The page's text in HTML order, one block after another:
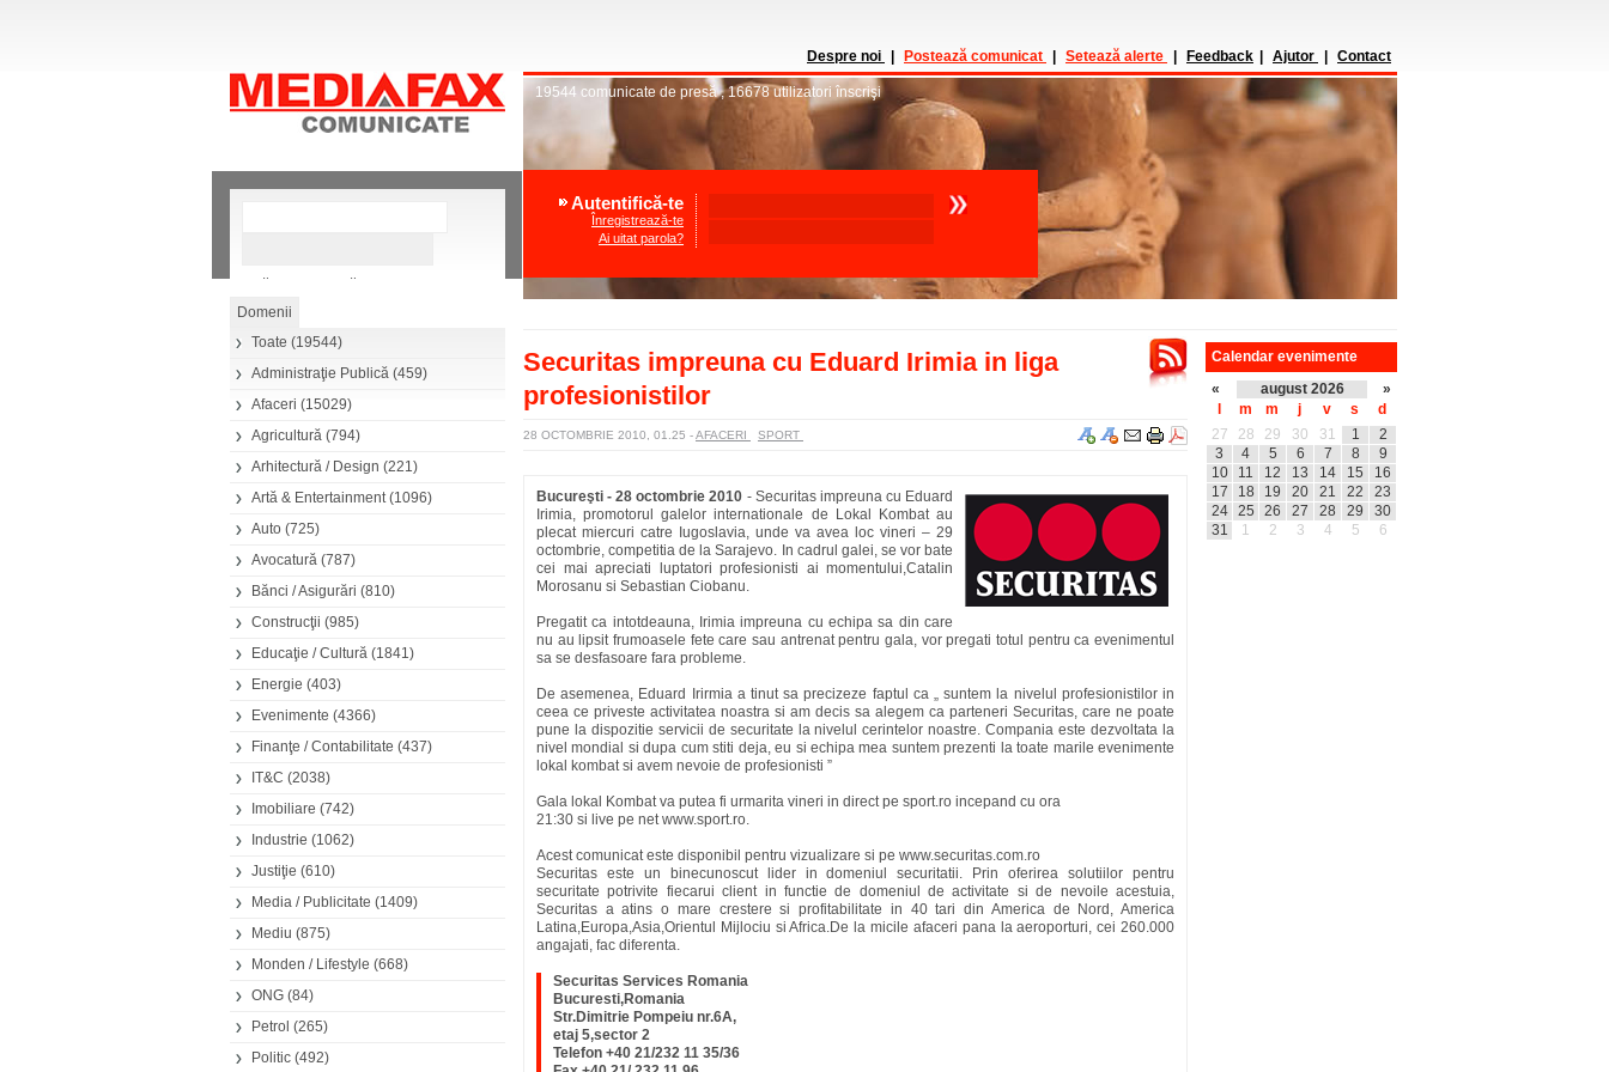
Căutare avansată
Toate (19544)
Administraţie Publică (459)
Afaceri (15029)
Agricultură (794)
Arhitectură / Design (221)
Artă & Entertainment(1096)
Auto (725)
Avocatură (787)
Bănci / Asigurări (810)
Construcţii (985)
Educaţie / Cultură (1841)
Energie (403)
Evenimente (4366)
Finanţe / Contabilitate (437)
IT&C (2038)
Imobiliare (742)
Industrie (1062)
Justiţie (610)
Media / Publicitate (1409)
Mediu (875)
Monden / Lifestyle (668)
ONG (84)
Petrol (265)
Politic (492)
Despre noi Postează comunicat Setează alerte Feedback Ajutor Contact
19544 comunicate de presă,16678 utilizatori înscrişi
Autentifică-te
Înregistrează-te
Ai uitat parola?
Securitas impreuna cu Eduard Irimia in liga
profesionistilor
28 OCTOMBRIE 2010, 01.25 -AFACERI SPORT
Bucureşti - 28 octombrie 2010 - Securitas impreuna cu Eduard
Irimia, promotorul galelor internationale de Lokal Kombat au
plecat miercuri catre Iugoslavia, unde va avea loc vineri – 29
octombrie, competitia de la Sarajevo. In cadrul galei, se vor bate
cei mai apreciati luptatori profesionisti ai momentului,Catalin
Morosanu si Sebastian Ciobanu.
Pregatit ca intotdeauna, Irimia impreuna cu echipa sa din care
nu au lipsit frumoasele fete care sau antrenat pentru gala, vor pregati totul pentru ca evenimentul
sa se desfasoare fara probleme.
De asemenea, Eduard Irirmia a tinut sa precizeze faptul ca „ suntem la nivelul profesionistilor in
ceea ce priveste activitatea noastra si am decis sa alegem ca parteneri Securitas, care ne poate
pune la dispozitie servicii de securitate la nivelul cerintelor noastre. Compania este dezvoltata la
nivel mondial si dupa cum stiti deja, eu si echipa mea suntem prezenti la toate marile evenimente
lokal kombat si avem nevoie de profesionisti ”
Gala lokal Kombat va putea fi urmarita vineri in direct pe sport.ro incepand cu ora
21:30 si live pe net www.sport.ro.
Acest comunicat este disponibil pentru vizualizare si pe www.securitas.com.ro
Securitas este un binecunoscut lider in domeniul securitatii. Prin oferirea solutiilor pentru
securitate potrivite fiecarui client in functie de domeniul de activitate si de nevoile acestuia,
Securitas a atins o mare crestere si profitabilitate in 40 tari din America de Nord, America
Latina,Europa,Asia,Orientul Mijlociu si Africa.De la micile afaceri pana la aeroporturi, cei 260.000
angajati, fac diferenta.
Securitas Services Romania
Bucuresti,Romania
Str.Dimitrie Pompeiu nr.6A,
etaj 5,sector 2
Telefon +40 21/232 11 35/36
Calendar evenimente
«
august 2026
»
m m j v s
d
27
28 29 30 31 1
2
3
4 5 6 7 8
9
10
11 12 13 14 15
16
17
18 19 20 21 22
23
24
25 26 27 28 29
30
31
1 2 3 4 5 6